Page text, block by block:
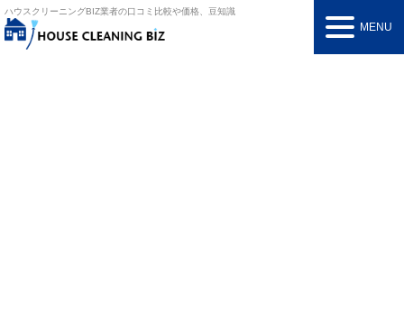
ハウスクリーニングBIZ業者の口コミ比較や価格、豆知識
MENU